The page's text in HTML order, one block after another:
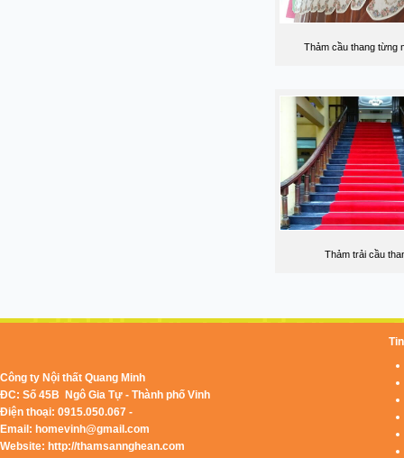
Thảm cầu thang từng
Thảm trải cầu
Công ty Nội thất Quang Minh
ĐC: Số 45B Ngô Gia Tự - Thành phố Vinh
Điện thoại: 0915.050.067 -
Email: homevinh@gmail.com
Website: http://thamsannghean.com